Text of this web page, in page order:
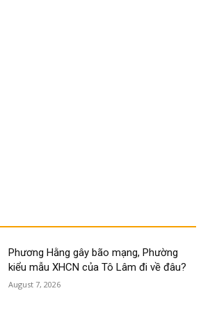
Phương Hằng gây bão mạng, Phường
kiểu mẫu XHCN của Tô Lâm đi về đâu?
August 7, 2026